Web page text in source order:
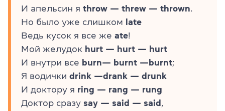
И апельсин я throw — threw — thrown.
Но было уже слишком
late
Ведь кусок я все же ate!
Мой желудок hurt — hurt — hurt
И внутри все burn— burnt —burnt;
Я водички drink —drank — drunk
И доктору я ring — rang — rung
Доктор сразу say — said — said ,